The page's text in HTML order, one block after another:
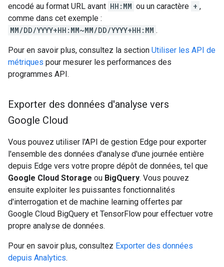
encodé au format URL avant HH:MM ou un caractère + ,
comme dans cet exemple :
MM/DD/YYYY+HH:MM~MM/DD/YYYY+HH:MM .
Pour en savoir plus, consultez la section Utiliser les API de
métriques pour mesurer les performances des
programmes API.
Exporter des données d'analyse vers
Google Cloud
Vous pouvez utiliser l'API de gestion Edge pour exporter
l'ensemble des données d'analyse d'une journée entière
depuis Edge vers votre propre dépôt de données, tel que
Google Cloud Storage ou BigQuery. Vous pouvez
ensuite exploiter les puissantes fonctionnalités
d'interrogation et de machine learning offertes par
Google Cloud BigQuery et TensorFlow pour effectuer votre
propre analyse de données.
Pour en savoir plus, consultez Exporter des données
depuis Analytics.